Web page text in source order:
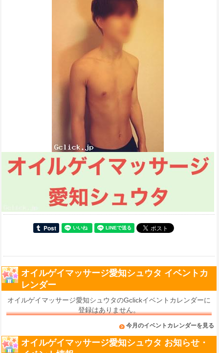
オイルゲイマッサージ愛知シュウタ イベントカ
レンダー
オイルゲイマッサージ愛知シュウタのGclickイベントカレンダーに
登録はありません。
今月のイベントカレンダーを見る
オイルゲイマッサージ愛知シュウタ お知らせ・